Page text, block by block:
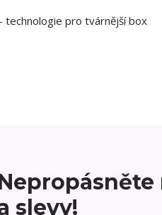
technologie pro tvárnější box
slevy!